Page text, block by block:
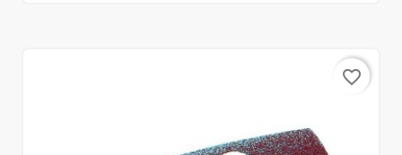
favorite_border